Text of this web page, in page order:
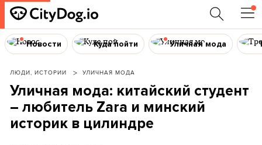
Новости Куда пойти Уличная мода
ЛЮДИ, ИСТОРИИ УЛИЧНАЯ МОДА
Уличная мода: китайский студент
– любитель Zara и минский
историк в цилиндре